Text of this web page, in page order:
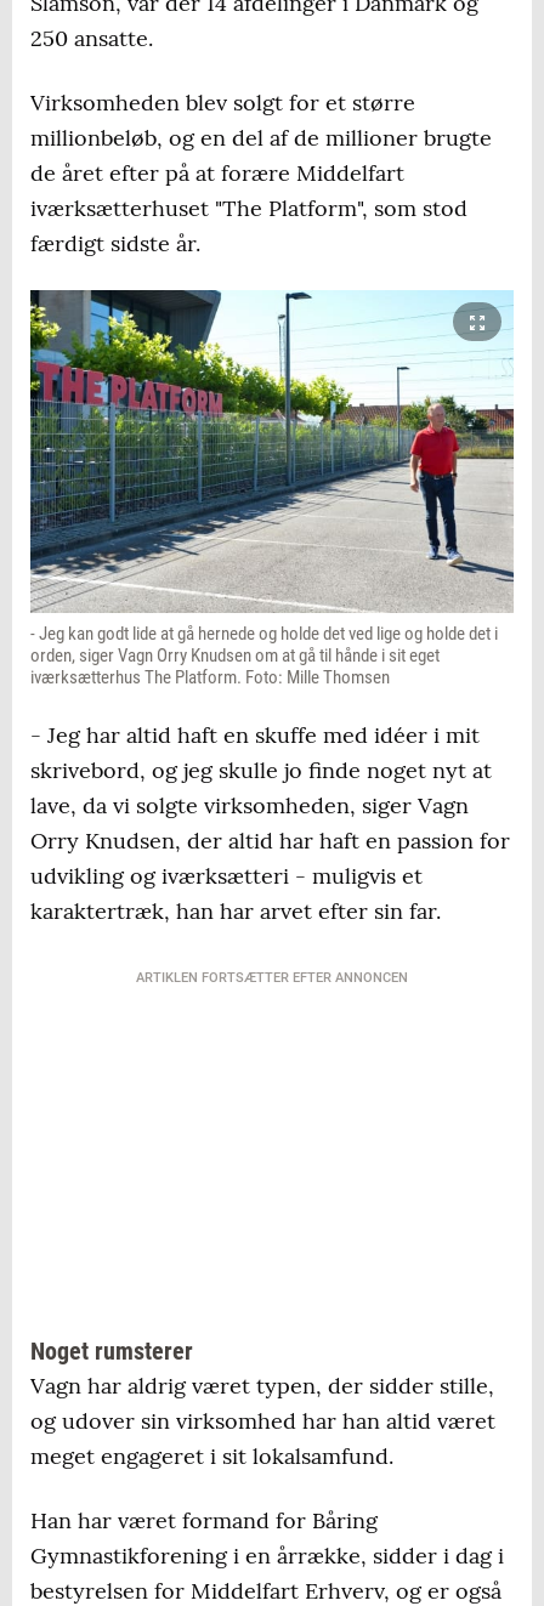
250 ansatte.
Virksomheden blev solgt for et større
millionbeløb, og en del af de millioner brugte
de året efter på at forære Middelfart
iværksætterhuset "The Platform", som stod
færdigt sidste år.
- Jeg kan godt lide at gå hernede og holde det ved lige og holde det i
orden, siger Vagn Orry Knudsen om at gå til hånde i sit eget
iværksætterhus The Platform. Foto: Mille Thomsen
- Jeg har altid haft en skuffe med idéer i mit
skrivebord, og jeg skulle jo finde noget nyt at
lave, da vi solgte virksomheden, siger Vagn
Orry Knudsen, der altid har haft en passion for
udvikling og iværksætteri - muligvis et
karaktertræk, han har arvet efter sin far.
ARTIKLEN FORTSÆTTER EFTER ANNONCEN
Noget rumsterer
Vagn har aldrig været typen, der sidder stille,
og udover sin virksomhed har han altid været
meget engageret i sit lokalsamfund.
Han har været formand for Båring
Gymnastikforening i en årrække, sidder i dag i
bestyrelsen for Middelfart Erhverv, og er også